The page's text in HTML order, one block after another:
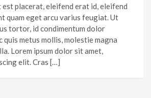
est placerat, eleifend erat id, eleifend
quam eget arcu varius feugiat. Ut
tortor, id condimentum dolor
quis metus mollis, molestie magna
Lorem ipsum dolor sit amet,
elit. Cras […]